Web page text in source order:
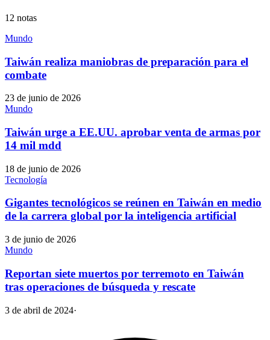
12 notas
Mundo
Taiwán realiza maniobras de preparación para el
combate
23 de junio de 2026
Mundo
Taiwán urge a EE.UU. aprobar venta de armas por
14 mil mdd
18 de junio de 2026
Tecnología
Gigantes tecnológicos se reúnen en Taiwán en medio
de la carrera global por la inteligencia artificial
3 de junio de 2026
Mundo
Reportan siete muertos por terremoto en Taiwán
tras operaciones de búsqueda y rescate
3 de abril de 2024·